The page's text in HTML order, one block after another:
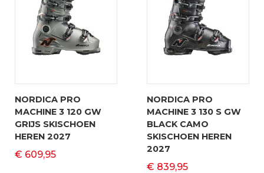
NORDICA PRO
MACHINE 3 120 GW
GRIJS SKISCHOEN
HEREN 2027
€ 609,95
NORDICA PRO
MACHINE 3 130 S GW
BLACK CAMO
SKISCHOEN HEREN
2027
€ 839,95